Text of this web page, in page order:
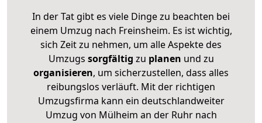
In der Tat gibt es viele Dinge zu beachten bei
einem Umzug nach Freinsheim. Es ist wichtig,
sich Zeit zu nehmen, um alle Aspekte des
Umzugs sorgfältig zu planen und zu
organisieren, um sicherzustellen, dass alles
reibungslos verläuft. Mit der richtigen
Umzugsfirma kann ein deutschlandweiter
Umzug von Mülheim an der Ruhr nach